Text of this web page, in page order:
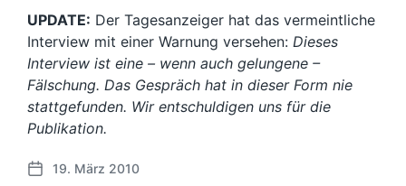
UPDATE: Der Tagesanzeiger hat das vermeintliche
Interview mit einer Warnung versehen: Dieses
Interview ist eine – wenn auch gelungene –
Fälschung. Das Gespräch hat in dieser Form nie
stattgefunden. Wir entschuldigen uns für die
Publikation.
V
19. März 2010